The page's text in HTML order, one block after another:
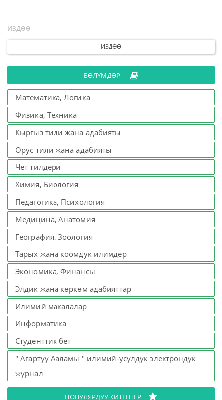
ИЗДӨӨ
БӨЛҮМДӨР
Математика, Логика
Физика, Техника
Кыргыз тили жана адабияты
Орус тили жана адабияты
Чет тилдери
Химия, Биология
Педагогика, Психология
Медицина, Анатомия
География, Зоология
Тарых жана коомдук илимдер
Экономика, Финансы
Элдик жана көркөм адабияттар
Илимий макалалар
Информатика
Студенттик бет
" Агартуу Ааламы " илимий-усулдук электрондук
журнал
ПОПУЛЯРДУУ КИТЕПТЕР